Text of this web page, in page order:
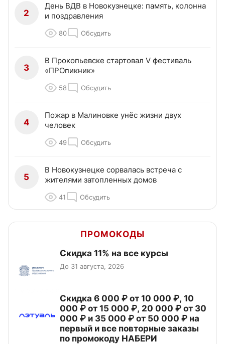
2
День ВДВ в Новокузнецке: память, колонна
и поздравления
80 Обсудить
3
В Прокопьевске стартовал V фестиваль
«ПРОпикник»
58 Обсудить
4
Пожар в Малиновке унёс жизни двух
человек
49 Обсудить
5
В Новокузнецке сорвалась встреча с
жителями затопленных домов
41 Обсудить
ПРОМОКОДЫ
Скидка 11% на все курсы
До 31 августа, 2026
Скидка 6 000 ₽ от 10 000 ₽, 10
000 ₽ от 15 000 ₽, 20 000 ₽ от 30
000 ₽ и 35 000 ₽ от 50 000 ₽ на
первый и все повторные заказы
по промокоду НАБЕРИ